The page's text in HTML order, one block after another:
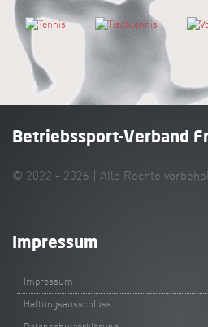
Tennis Tischtennis
Betriebssport-Verband
© 2022 - 2026 | Alle Rechte
Impressum
Impressum
Haftungsausschluss